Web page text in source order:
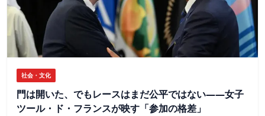
社会・文化
門は開いた、でもレースはまだ公平ではない――女子
ツール・ド・フランスが映す「参加の格差」